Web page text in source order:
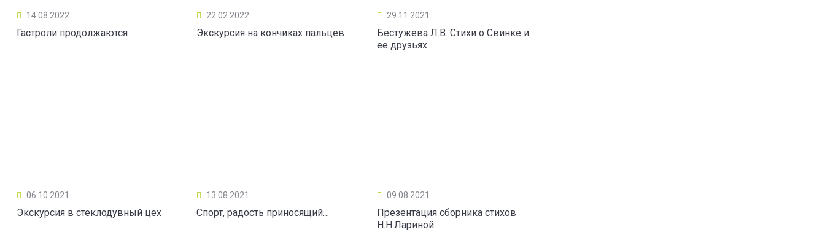
14.08.2022
Гастроли продолжаются
22.02.2022
Экскурсия на кончиках пальцев
29.11.2021
Бестужева Л.В. Стихи о Свинке и
ее друзьях
06.10.2021
Экскурсия в стеклодувный цех
13.08.2021
Спорт, радость приносящий…
09.08.2021
Презентация сборника стихов
Н.Н.Лариной